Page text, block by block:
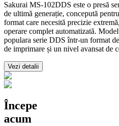
Sakurai MS-102DDS este o presă
de ultimă generație, concepută
format care necesită precizie
operare complet automatizată.
populara serie DDS într-un format
de imprimare și un nivel avansat de
Vezi detalii
Începe
acum